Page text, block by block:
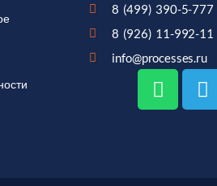
8 (499) 390-5-777
8 (926) 11-992-11
info@processes.ru